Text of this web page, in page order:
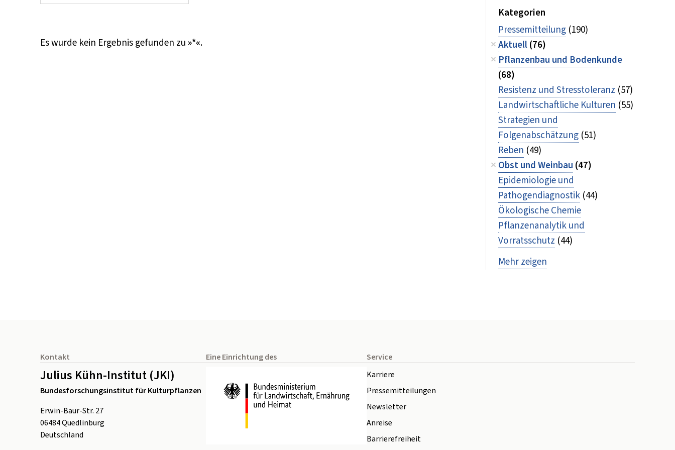
Es wurde kein Ergebnis gefunden zu»*«.
Kategorien
Pressemitteilung (190)
Aktuell(76)
Pflanzenbau und Bodenkunde
(68)
Resistenz und Stresstoleranz (57)
Landwirtschaftliche Kulturen (55)
Strategien und
Folgenabschätzung (51)
Reben (49)
Obst und Weinbau (47)
Epidemiologie und
Pathogendiagnostik (44)
Ökologische Chemie
Pflanzenanalytik und
Vorratsschutz (44)
Mehr zeigen
Kontakt
Julius Kühn-Institut (JKI)
Bundesforschungsinstitut für Kulturpflanzen
Erwin-Baur-Str. 27
06484Quedlinburg
Deutschland
Eine Einrichtung des
Service
Karriere
Pressemitteilungen
Newsletter
Anreise
Barrierefreiheit